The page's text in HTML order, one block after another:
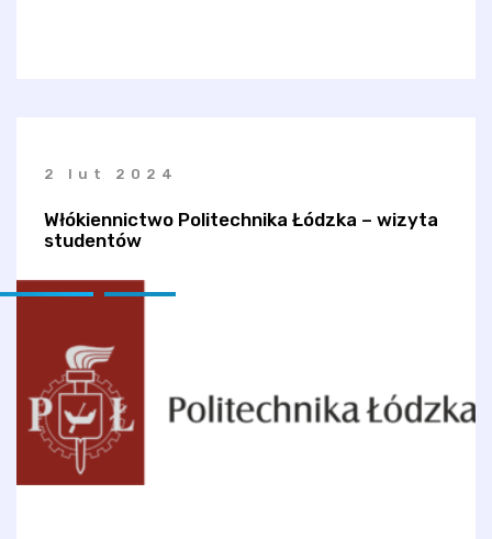
2 lut 2024
Włókiennictwo Politechnika Łódzka – wizyta
studentów